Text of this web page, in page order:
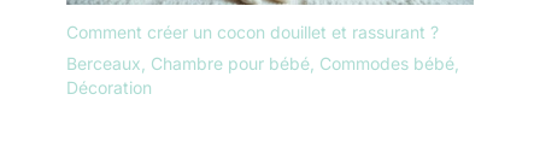
Comment créer un cocon douillet et rassurant ?
Berceaux Chambre pour bébé Commodes bébé
Décoration